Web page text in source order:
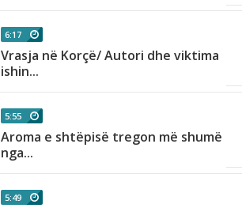
6:17
Vrasja në Korçë/ Autori dhe viktima
ishin...
5:55
Aroma e shtëpisë tregon më shumë
nga...
5:49